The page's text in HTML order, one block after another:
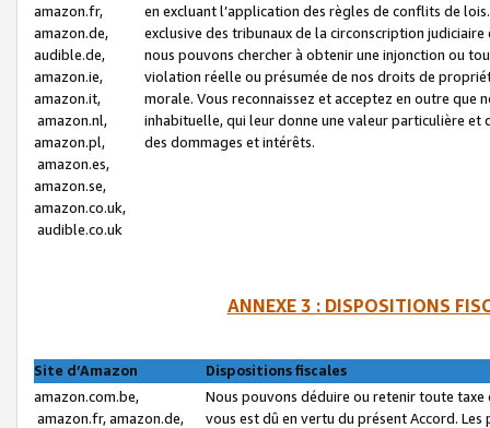
amazon.fr,
amazon.de,
audible.de,
amazon.ie,
amazon.it,
amazon.nl,
amazon.pl,
amazon.es,
amazon.se,
amazon.co.uk,
audible.co.uk
en excluant l’application des règles de conflits de
exclusive des tribunaux de la circonscription
nous pouvons chercher à obtenir une injonction ou
violation réelle ou présumée de nos droits de
morale. Vous reconnaissez et acceptez en outre que
inhabituelle, qui leur donne une valeur particulière
des dommages et intérêts.
ANNEXE 3 : DISPOSITIONS
Site d’Amazon
Dispositions fiscales
amazon.com.be,
amazon.fr, amazon.de,
Nous pouvons déduire ou retenir toute
vous est dû en vertu du présent Accord.